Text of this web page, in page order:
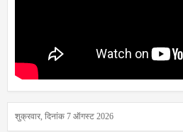
शुक्रवार, दिनांक 7 ऑगस्ट 2026